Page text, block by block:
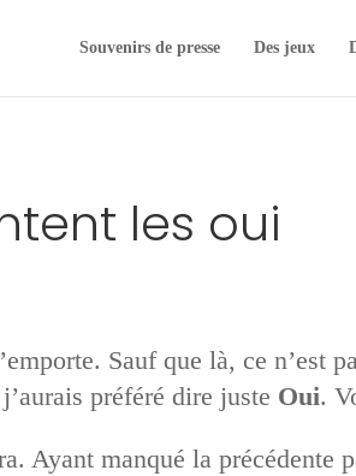
Souvenirs de presse Des jeux
les oui
Sauf que là, ce n’est
préféré dire juste Oui.
Ayant manqué la précédente